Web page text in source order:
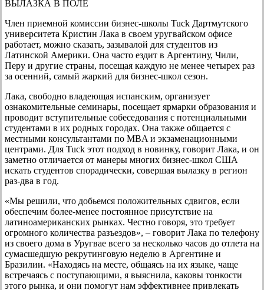
ВЫЛАЗКА В ПОЛЕ
Член приемной комиссии бизнес-школы Tuck Дартмутского
университета Кристин Лака в своем уругвайском офисе
работает, можно сказать, зазывалой для студентов из
Латинской Америки. Она часто ездит в Аргентину, Чили,
Перу и другие страны, посещая каждую не менее четырех раз
за осенний, самый жаркий для бизнес-школ сезон.
Лака, свободно владеющая испанским, организует
ознакомительные семинары, посещает ярмарки образования и
проводит вступительные собеседования с потенциальными
студентами в их родных городах. Она также общается с
местными консультантами по MBA и экзаменационными
центрами. Для Tuck этот подход в новинку, говорит Лака, и он
заметно отличается от манеры многих бизнес-школ США
искать студентов спорадически, совершая вылазку в регион
раз-два в год.
«Мы решили, что добьемся положительных сдвигов, если
обеспечим более-менее постоянное присутствие на
латиноамериканских рынках. Честно говоря, это требует
огромного количества разъездов», – говорит Лака по телефону
из своего дома в Уругвае всего за несколько часов до отлета на
сумасшедшую рекрутинговую неделю в Аргентине и
Бразилии. «Находясь на месте, общаясь на их языке, чаще
встречаясь с поступающими, я выяснила, каковы тонкости
этого рынка, и они помогут нам эффективнее привлекать